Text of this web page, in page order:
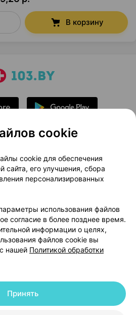
В корзину
Новости проекта
Медицинский маркетинг
договор
Доставка
Вакансии
Партнеры
руководителю 103.by
в поддержку
настройки Cookie
191700409 | 220012, Республика Беларусь,
cookie
cookie для обеспечения
сайта, его улучшения, сбора
персонализированных
использования файлов
согласие в более позднее время.
информации о целях,
файлов cookie вы
нашей Политикой обработки
Принять